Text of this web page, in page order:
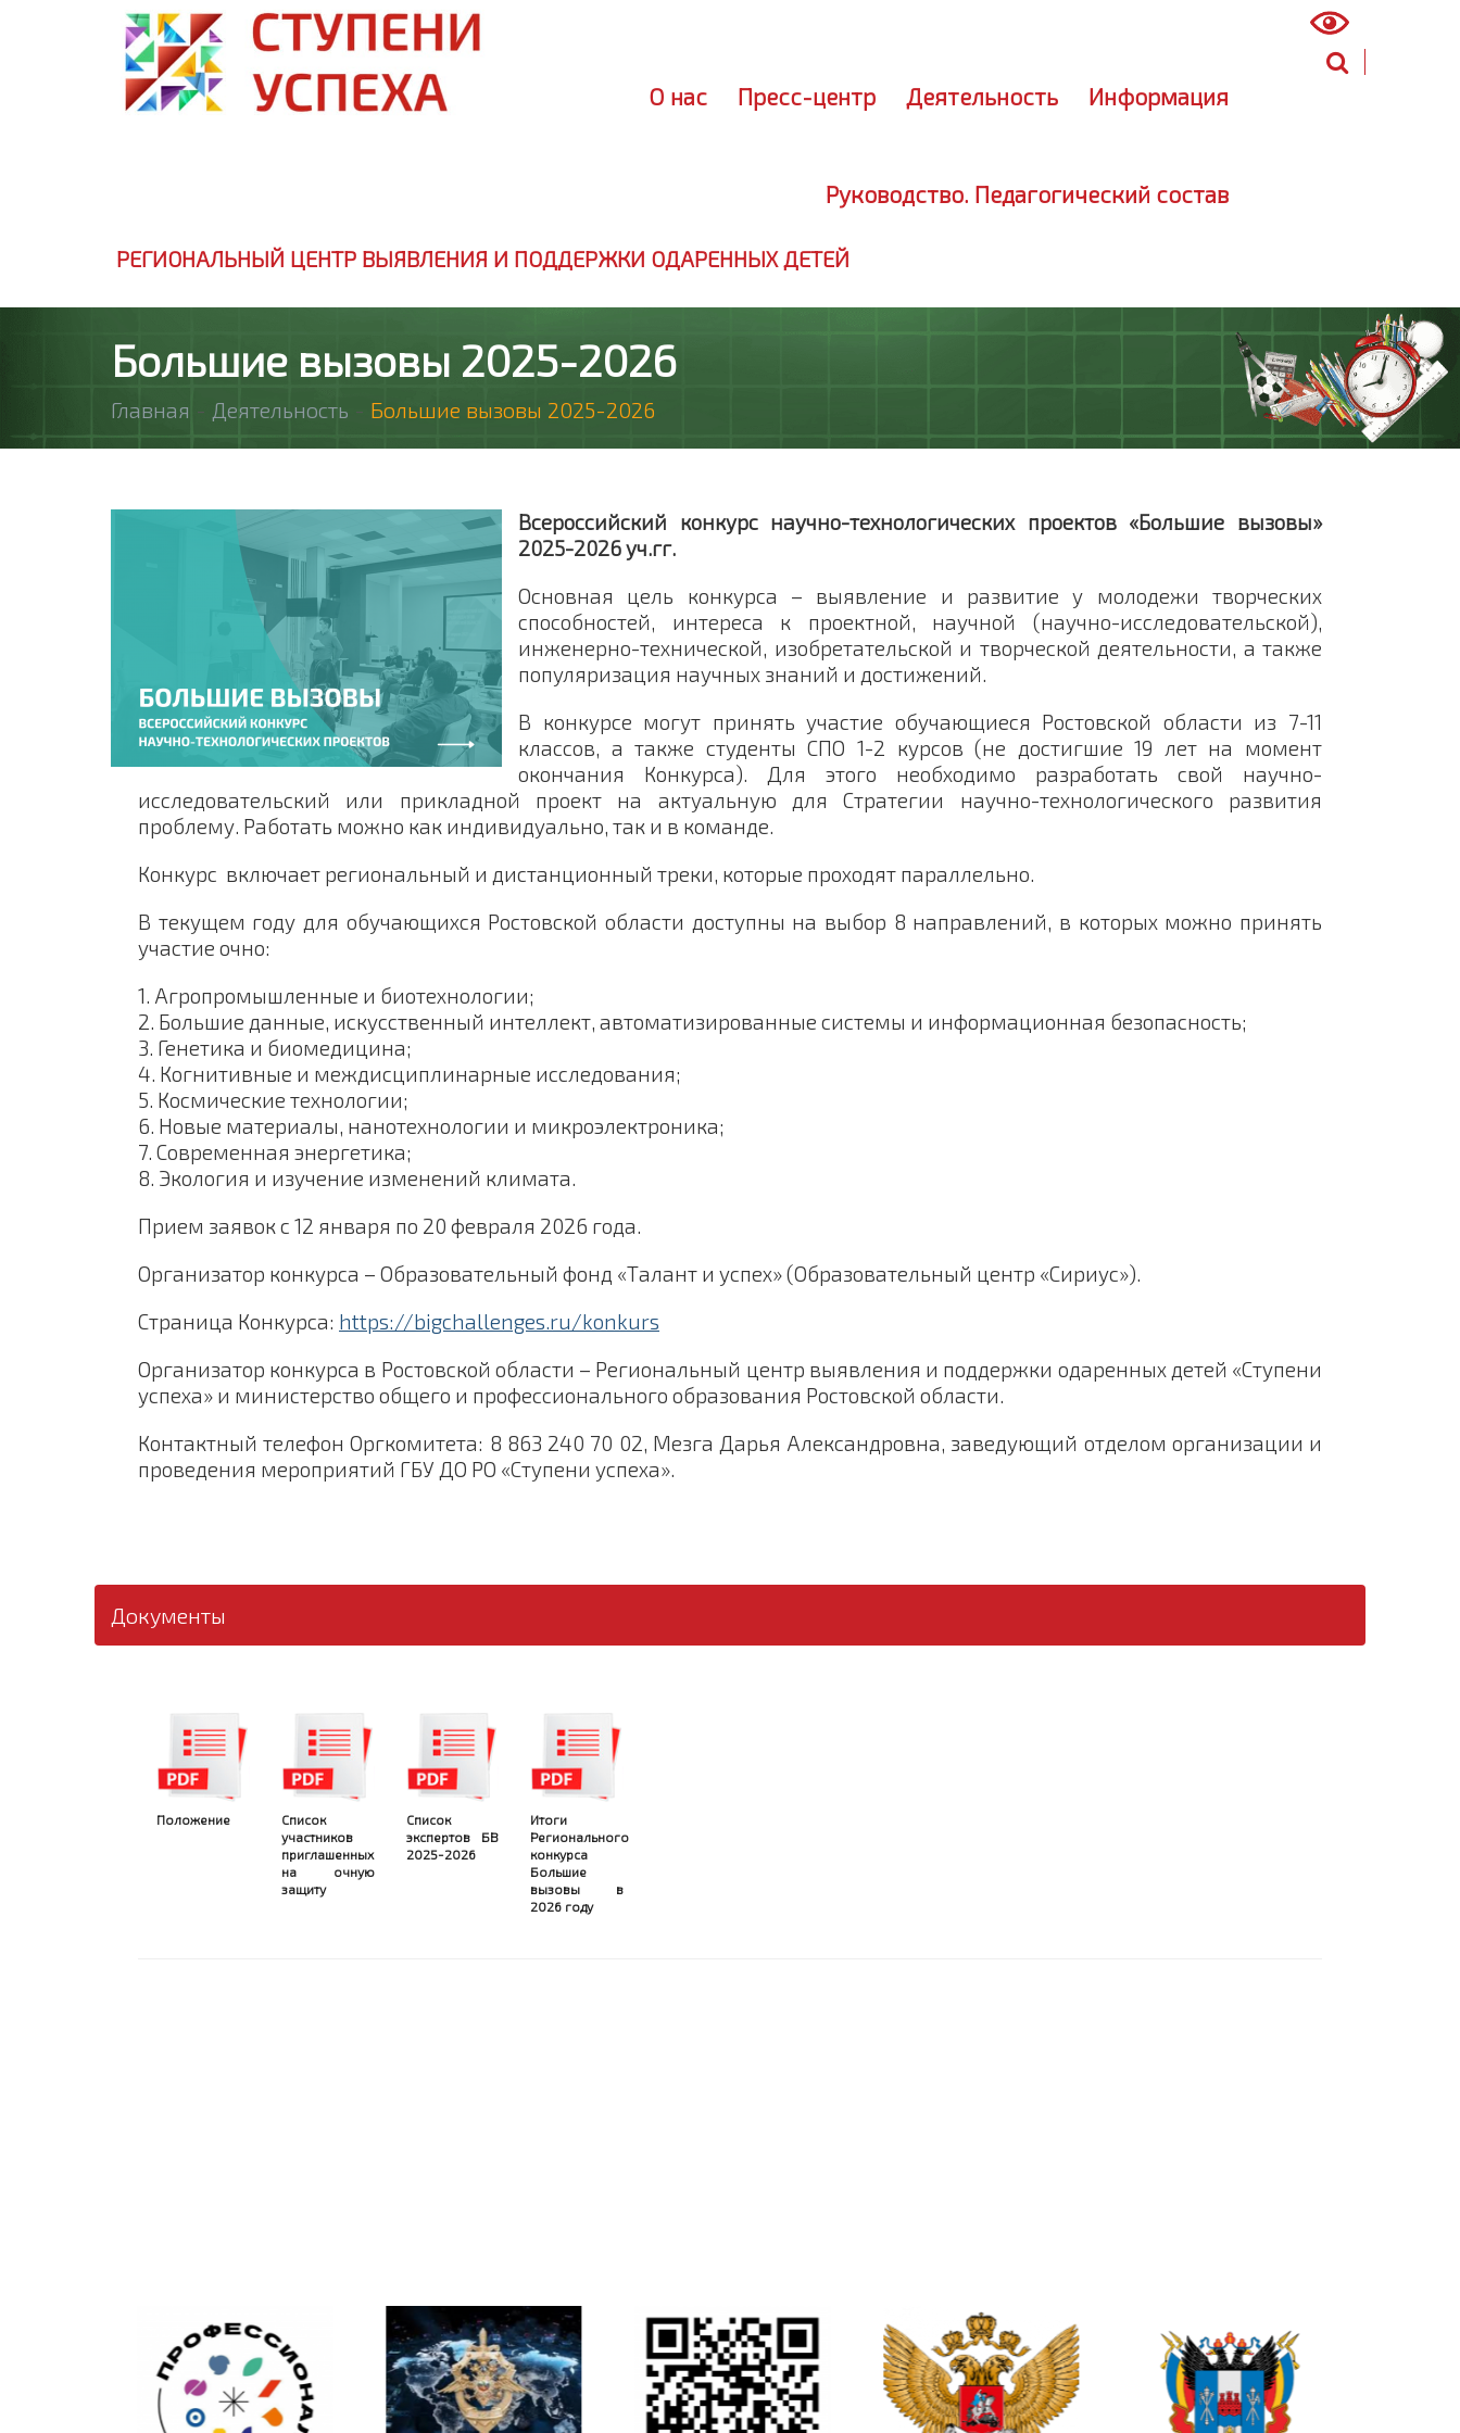
О нас Пресс-центр Деятельность Информация
Руководство. Педагогический состав
РЕГИОНАЛЬНЫЙ ЦЕНТР ВЫЯВЛЕНИЯ И ПОДДЕРЖКИ ОДАРЕННЫХ ДЕТЕЙ
Большие вызовы 2025-2026
Главная - Деятельность - Большие вызовы 2025-2026
Всероссийский конкурс научно-технологических проектов «Большие вызовы»
2025-2026 уч.гг.
Основная цель конкурса – выявление и развитие у молодежи творческих
способностей, интереса к проектной, научной (научно-исследовательской),
инженерно-технической, изобретательской и творческой деятельности, а также
популяризация научных знаний и достижений.
В конкурсе могут принять участие обучающиеся Ростовской области из 7-11
классов, а также студенты СПО 1-2 курсов (не достигшие 19 лет на момент
окончания Конкурса). Для этого необходимо разработать свой научно-
исследовательский или прикладной проект на актуальную для Стратегии научно-технологического развития
проблему. Работать можно как индивидуально, так и в команде.
Конкурс включает региональный и дистанционный треки, которые проходят параллельно.
В текущем году для обучающихся Ростовской области доступны на выбор 8 направлений, в которых можно принять
участие очно:
1. Агропромышленные и биотехнологии;
2. Большие данные, искусственный интеллект, автоматизированные системы и информационная безопасность;
3. Генетика и биомедицина;
4. Когнитивные и междисциплинарные исследования;
5. Космические технологии;
6. Новые материалы, нанотехнологии и микроэлектроника;
7. Современная энергетика;
8. Экология и изучение изменений климата.
Прием заявок с 12 января по 20 февраля 2026 года.
Организатор конкурса – Образовательный фонд «Талант и успех» (Образовательный центр «Сириус»).
Страница Конкурса: https://bigchallenges.ru/konkurs
Организатор конкурса в Ростовской области – Региональный центр выявления и поддержки одаренных детей «Ступени
успеха» и министерство общего и профессионального образования Ростовской области.
Контактный телефон Оргкомитета: 8 863 240 70 02, Мезга Дарья Александровна, заведующий отделом организации и
проведения мероприятий ГБУ ДО РО «Ступени успеха».
Документы
Положение
Список
участников
приглашенных
на очную
защиту
Список
экспертов БВ
2025-2026
Итоги
Регионального
конкурса
Большие
вызовы в
2026 году